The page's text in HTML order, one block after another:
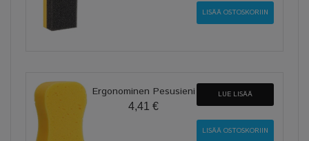
Ergonominen Pesusieni
4,41 €
LUE LISÄÄ